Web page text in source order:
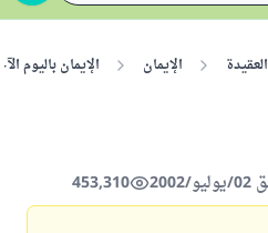
العقيدة الإيمان الإيمان باليوم
453,310